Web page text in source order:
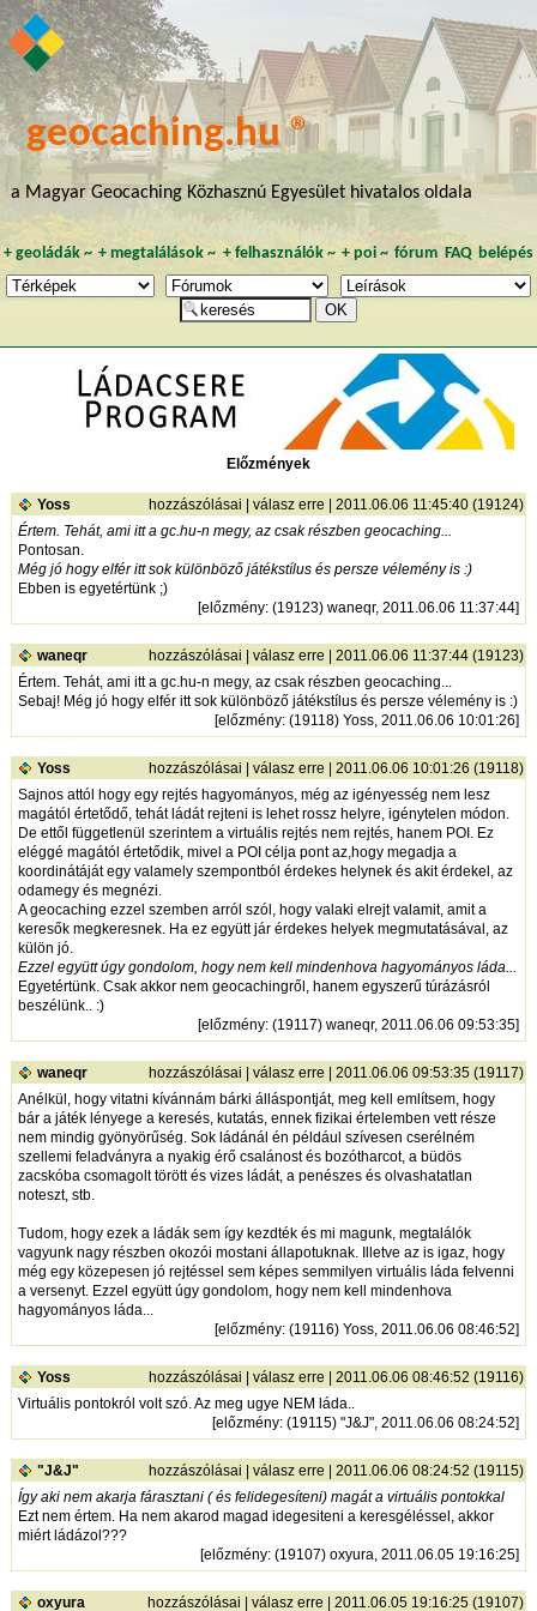
geocaching.hu ®
a Magyar Geocaching Közhasznú Egyesület hivatalos oldala
+ geoládák~ +megtalálások ~ + felhasználók~ + poi~ fórum FAQ belépés
Előzmények
Yoss hozzászólásai | válasz erre | 2011.06.06 11:45:40 (19124)
Értem. Tehát, ami itt a gc.hu-n megy, az csak részben geocaching...
Pontosan.
Még jó hogy elfér itt sok különböző játékstílus és persze vélemény is :)
Ebben is egyetértünk ;)
[előzmény: (19123) waneqr, 2011.06.06 11:37:44]
waneqr hozzászólásai | válasz erre | 2011.06.06 11:37:44 (19123)
Értem. Tehát, ami itt a gc.hu-n megy, az csak részben geocaching...
Sebaj! Még jó hogy elfér itt sok különböző játékstílus és persze vélemény is :)
[előzmény: (19118) Yoss, 2011.06.06 10:01:26]
Yoss hozzászólásai | válasz erre | 2011.06.06 10:01:26 (19118)
Sajnos attól hogy egy rejtés hagyományos, még az igényesség nem lesz
magától értetődő, tehát ládát rejteni is lehet rossz helyre, igénytelen módon.
De ettől függetlenül szerintem a virtuális rejtés nem rejtés, hanem POI. Ez
eléggé magától értetődik, mivel a POI célja pont az,hogy megadja a
koordinátáját egy valamely szempontból érdekes helynek és akit érdekel, az
odamegy és megnézi.
A geocaching ezzel szemben arról szól, hogy valaki elrejt valamit, amit a
keresők megkeresnek. Ha ez együtt jár érdekes helyek megmutatásával, az
külön jó.
Ezzel együtt úgy gondolom, hogy nem kell mindenhova hagyományos láda...
Egyetértünk. Csak akkor nem geocachingről, hanem egyszerű túrázásról
beszélünk.. :)
[előzmény: (19117) waneqr, 2011.06.06 09:53:35]
waneqr hozzászólásai | válasz erre | 2011.06.06 09:53:35 (19117)
Anélkül, hogy vitatni kívánnám bárki álláspontját, meg kell említsem, hogy
bár a játék lényege a keresés, kutatás, ennek fizikai értelemben vett része
nem mindig gyönyörűség. Sok ládánál én például szívesen cserélném
szellemi feladványra a nyakig érő csalánost és bozótharcot, a büdös
zacskóba csomagolt törött és vizes ládát, a penészes és olvashatatlan
noteszt, stb.
Tudom, hogy ezek a ládák sem így kezdték és mi magunk, megtalálók
vagyunk nagy részben okozói mostani állapotuknak. Illetve az is igaz, hogy
még egy közepesen jó rejtéssel sem képes semmilyen virtuális láda felvenni
a versenyt. Ezzel együtt úgy gondolom, hogy nem kell mindenhova
hagyományos láda...
[előzmény: (19116) Yoss, 2011.06.06 08:46:52]
Yoss hozzászólásai | válasz erre | 2011.06.06 08:46:52 (19116)
Virtuális pontokról volt szó. Az meg ugye NEM láda..
[előzmény: (19115) "J&J", 2011.06.06 08:24:52]
"J&J" hozzászólásai | válasz erre | 2011.06.06 08:24:52 (19115)
Így aki nem akarja fárasztani ( és felidegesíteni) magát a virtuális pontokkal
Ezt nem értem. Ha nem akarod magad idegesiteni a keresgéléssel, akkor
miért ládázol???
[előzmény: (19107) oxyura, 2011.06.05 19:16:25]
oxyura hozzászólásai | válasz erre | 2011.06.05 19:16:25 (19107)